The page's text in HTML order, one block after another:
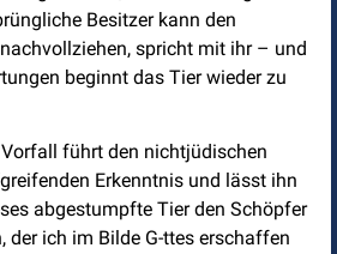
Besitzer kann den
spricht mit ihr – und
beginnt das Tier wieder zu
führt den nichtjüdischen
Erkenntnis und lässt ihn
abgestumpfte Tier den Schöpfer
der ich im Bilde G-ttes erschaffen